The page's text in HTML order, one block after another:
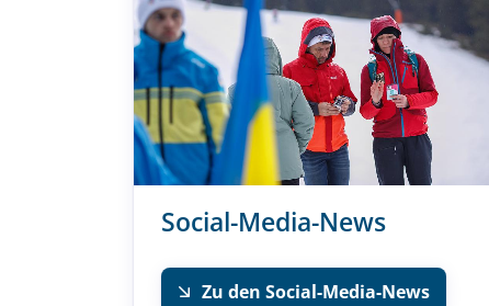
Social-Media-News
Zu den Social-Media-News